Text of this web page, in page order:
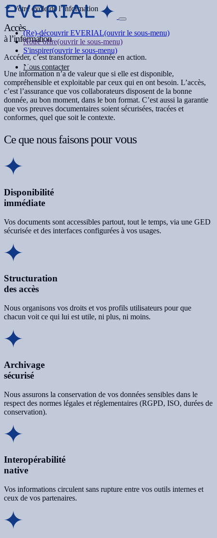
(Re)-découvrir EVERIAL(ouvrir le sous-menu)
Notre offre(ouvrir le sous-menu)
S'inspirer(ouvrir le sous-menu)
Nous contacter
Votre cycle de l’information
Accès
à l’information
Accéder, c’est transformer la donnée en action.
Une information n’a de valeur que si elle est disponible,
compréhensible et exploitable par ceux qui en ont besoin. L’accès,
c’est l’assurance que vos collaborateurs disposent de la bonne
donnée, au bon moment, dans le bon format. C’est aussi la garantie
que vos preuves documentaires soient sécurisées, tracées et
conformes, quel que soit le contexte.
Ce que nous faisonspour vous
Disponibilité
immédiate
Vos documents sont accessibles partout, tout le temps, via une GED
sécurisée et des interfaces configurées à vos usages.
Structuration
des accès
Nous organisons vos droits et vos profils utilisateurs pour que
chacun voit ce qui lui est utile, ni plus, ni moins.
Archivage
sécurisé
Nous assurons la conservation de vos données sensibles dans le
respect des normes légales et réglementaires (RGPD, ISO, durées de
conservation).
Interopérabilité
native
Vos informations circulent sans rupture entre vos outils internes et
ceux de vos partenaires.